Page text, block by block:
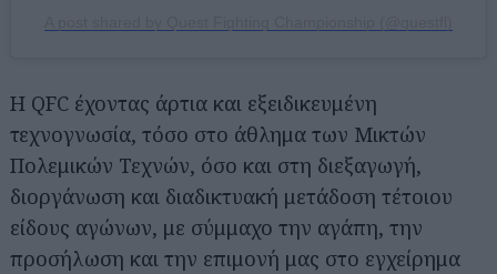
Η QFC έχοντας άρτια και εξειδικευμένη
τεχνογνωσία, τόσο στο άθλημα των Μικτών
Πολεμικών Τεχνών, όσο και στη διεξαγωγή,
διοργάνωση και διαδικτυακή μετάδοση τέτοιου
είδους αγώνων, με σύμμαχο την αγάπη, την
προσήλωση και την επιμονή μας στο εγχείρημα